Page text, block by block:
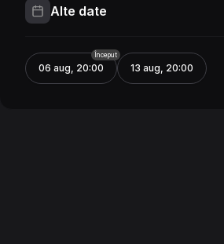
Alte date
Început
06 aug, 20:00 13 aug, 20:00